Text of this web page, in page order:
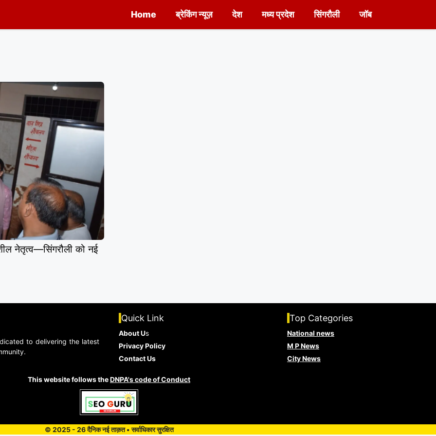
Home ब्रेकिंग न्यूज़ देश मध्य प्रदेश सिंगरौली जॉब
नेतृत्व—सिंगरौली को नई
to delivering the latest
Quick Link
About Us
Privacy Policy
Contact Us
Top Categories
National news
M P News
City News
This website follows theDNPA's code of Conduct
© 2025 - 26 दैनिक नई ताक़त • सर्वाधिकार सुरक्षित